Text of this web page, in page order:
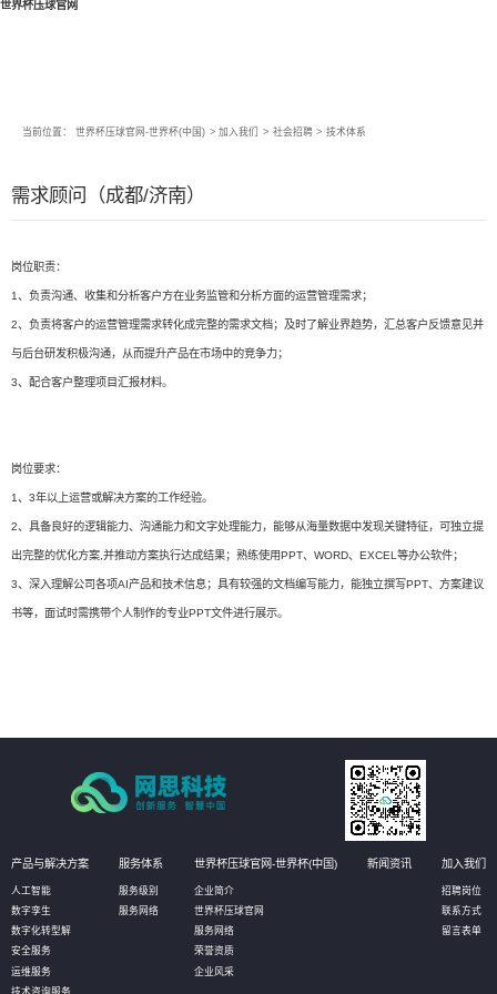
世界杯压球官网
当前位置： 世界杯压球官网-世界杯(中国) > 加入我们 > 社会招聘 > 技术体系
需求顾问（成都/济南）
岗位职责：
1、负责沟通、收集和分析客户方在业务监管和分析方面的运营管理需求；
2、负责将客户的运营管理需求转化成完整的需求文档；及时了解业界趋势，汇总客户反馈意见并
与后台研发积极沟通，从而提升产品在市场中的竞争力；
3、配合客户整理项目汇报材料。
岗位要求：
1、3年以上运营或解决方案的工作经验。
2、具备良好的逻辑能力、沟通能力和文字处理能力，能够从海量数据中发现关键特征，可独立提
出完整的优化方案,并推动方案执行达成结果；熟练使用PPT、WORD、EXCEL等办公软件；
3、深入理解公司各项AI产品和技术信息；具有较强的文档编写能力，能独立撰写PPT、方案建议
书等，面试时需携带个人制作的专业PPT文件进行展示。
产品与解决方案
人工智能
数字孪生
数字化转型解
安全服务
运维服务
技术咨询服务
服务体系
服务级别
服务网络
世界杯压球官网-世界杯(中国)
企业简介
世界杯压球官网
服务网络
荣誉资质
企业风采
新闻资讯 加入我们
招聘岗位
联系方式
留言表单